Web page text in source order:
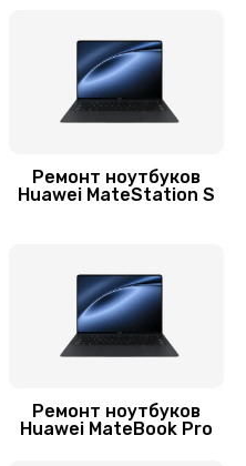
матрицы
питания
карты
Ремонт ноутбуков
Huawei MateStation S
Ремонт ноутбуков
Huawei MateBook Pro